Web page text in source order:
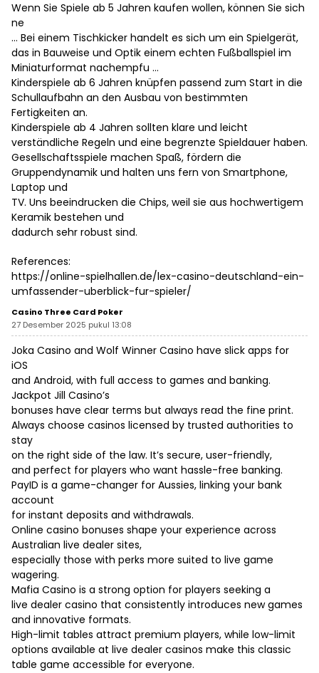
Wenn Sie Spiele ab 5 Jahren kaufen wollen, können Sie sich
ne
… Bei einem Tischkicker handelt es sich um ein Spielgerät,
das in Bauweise und Optik einem echten Fußballspiel im
Miniaturformat nachempfu …
Kinderspiele ab 6 Jahren knüpfen passend zum Start in die
Schullaufbahn an den Ausbau von bestimmten
Fertigkeiten an.
Kinderspiele ab 4 Jahren sollten klare und leicht
verständliche Regeln und eine begrenzte Spieldauer haben.
Gesellschaftsspiele machen Spaß, fördern die
Gruppendynamik und halten uns fern von Smartphone,
Laptop und
TV. Uns beeindrucken die Chips, weil sie aus hochwertigem
Keramik bestehen und
dadurch sehr robust sind.
References:
https://online-spielhallen.de/lex-casino-deutschland-ein-
umfassender-uberblick-fur-spieler/
Casino Three Card Poker
27 Desember 2025 pukul 13:08
Joka Casino and Wolf Winner Casino have slick apps for
iOS
and Android, with full access to games and banking.
Jackpot Jill Casino’s
bonuses have clear terms but always read the fine print.
Always choose casinos licensed by trusted authorities to
stay
on the right side of the law. It’s secure, user-friendly,
and perfect for players who want hassle-free banking.
PayID is a game-changer for Aussies, linking your bank
account
for instant deposits and withdrawals.
Online casino bonuses shape your experience across
Australian live dealer sites,
especially those with perks more suited to live game
wagering.
Mafia Casino is a strong option for players seeking a
live dealer casino that consistently introduces new games
and innovative formats.
High-limit tables attract premium players, while low-limit
options available at live dealer casinos make this classic
table game accessible for everyone.